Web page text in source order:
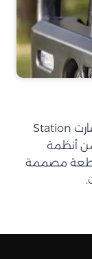
بأكثر من ٦٠ سنة خبرة وانتشار في ١٦٠ دولة، صارت Station
من أنظمة
قطعة مصممة